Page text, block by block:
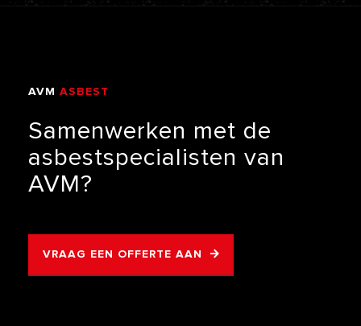
AVM ASBEST
Samenwerken met de
asbestspecialisten van
AVM?
VRAAG EEN OFFERTE AAN